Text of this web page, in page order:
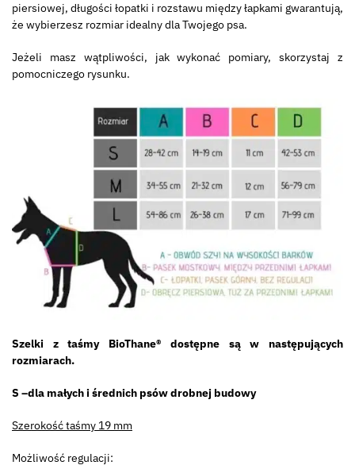
piersiowej, długości łopatki i rozstawu między łapkami gwarantują,
że wybierzesz rozmiar idealny dla Twojego psa.
Jeżeli masz wątpliwości, jak wykonać pomiary, skorzystaj z
pomocniczego rysunku.
Szelki z taśmy BioThane® dostępne są w następujących
rozmiarach.
S –dla małych i średnich psów drobnej budowy
Szerokość taśmy 19 mm
Możliwość regulacji: